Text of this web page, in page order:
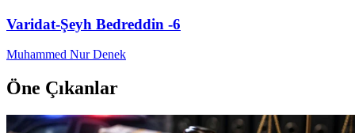
Varidat-Şeyh Bedreddin -6
Muhammed Nur Denek
Öne Çıkanlar